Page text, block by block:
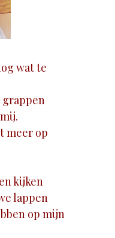
wat te
grappen
meer op
kijken
lappen
op mijn